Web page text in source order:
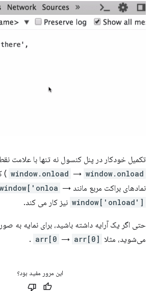
تکمیل خودکار در پنل کنسول نه تنها با علامت
window.onload → window.onload
)
نمادهای براکت مربع مانند
window['onloa →
window['onload'] نیز کار می کند.
حتی اگر یک آرایه داشته باشید، برای نمایه به
می‌شوید، مثلا
arr[0 → arr[0]
.
این مرور مفید بود؟